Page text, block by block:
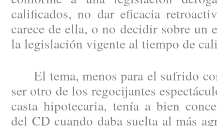
calificados, no dar eficacia
carece de ella, o no decidir sobre un
la legislación vigente al tiempo de
El tema, menos para el sufrido
ser otro de los regocijantes
casta hipotecaria, tenía a bien
del CD cuando daba suelta al más